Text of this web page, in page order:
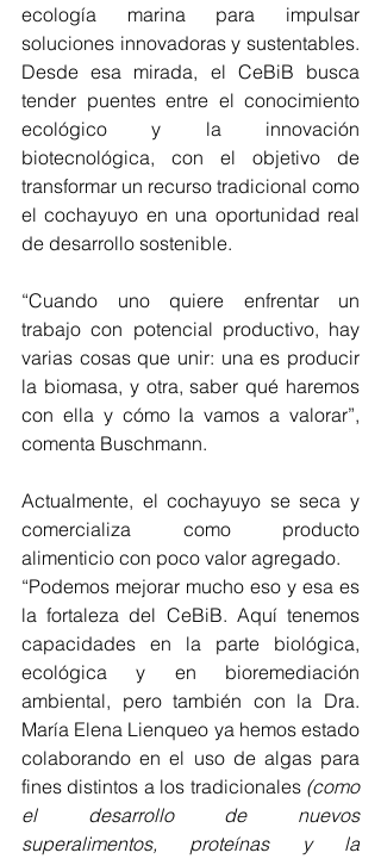
ecología marina para impulsar
soluciones innovadoras y sustentables.
Desde esa mirada, el CeBiB busca
tender puentes entre el conocimiento
ecológico y la innovación
biotecnológica, con el objetivo de
transformar un recurso tradicional como
el cochayuyo en una oportunidad real
de desarrollo sostenible.
“Cuando uno quiere enfrentar un
trabajo con potencial productivo, hay
varias cosas que unir: una es producir
la biomasa, y otra, saber qué haremos
con ella y cómo la vamos a valorar”,
comenta Buschmann.
Actualmente, el cochayuyo se seca y
comercializa como producto
alimenticio con poco valor agregado.
“Podemos mejorar mucho eso y esa es
la fortaleza del CeBiB. Aquí tenemos
capacidades en la parte biológica,
ecológica y en bioremediación
ambiental, pero también con la Dra.
María Elena Lienqueo ya hemos estado
colaborando en el uso de algas para
fines distintos a los tradicionales (como
el desarrollo de nuevos
superalimentos, proteínas y la